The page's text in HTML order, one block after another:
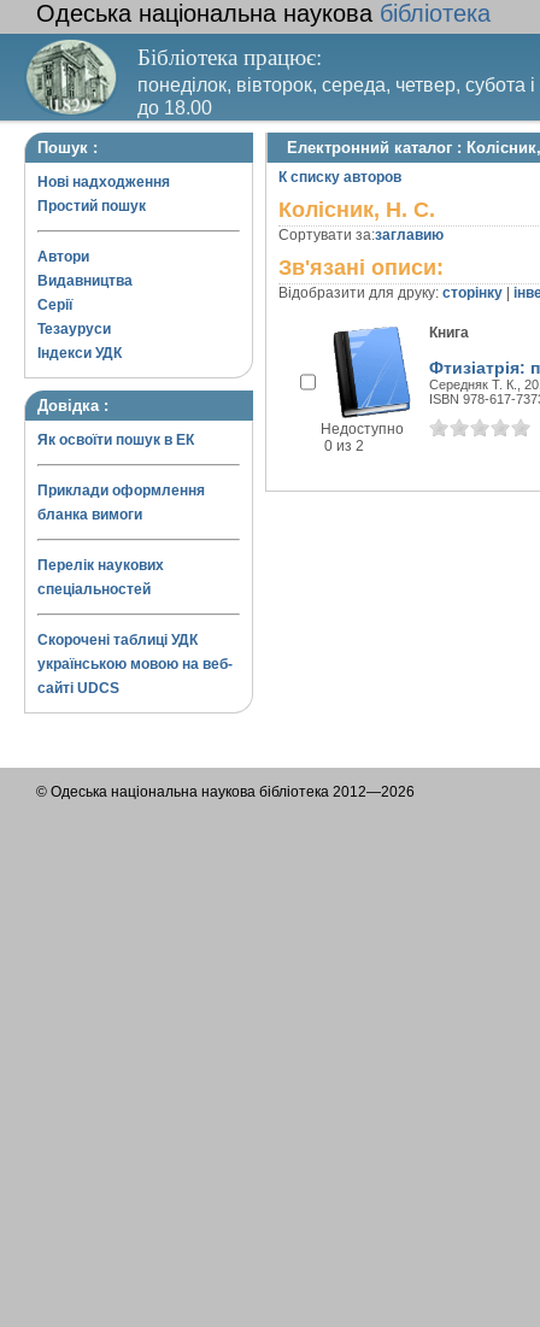
Одеська національна наукова бібліотека
Бібліотека працює:
понеділок, вівторок, середа, четвер, субота
до 18.00
Вихідний день – п’ятниця. Останній четвер
Пошук :
Нові надходження
Простий пошук
Автори
Видавництва
Серії
Тезауруси
Індекси УДК
Довідка :
Як освоїти пошук в ЕК
Приклади оформлення
бланка вимоги
Перелік наукових
спеціальностей
Скорочені таблиці УДК
українською мовою на веб-
сайті UDCS
Електронний каталог :
К списку авторов
Колісник, Н. С.
Сортувати за:заглавию
Зв'язані описи:
Відобразити для друку: сторінку
Недоступно
0 из 2
Книга
Фтизіатрія:
Середняк Т. К.,
ISBN 978-617-
© Одеська національна наукова бібліотека 2012—2026